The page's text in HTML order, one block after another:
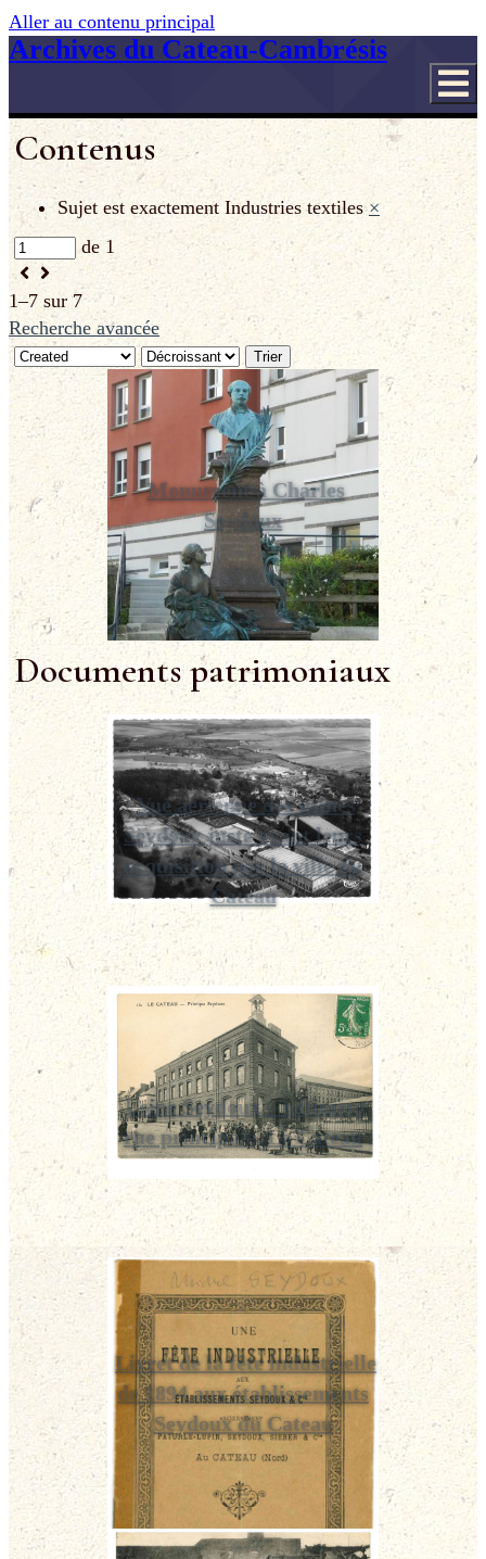
Aller au contenu principal
Archives du Cateau-Cambrésis
Contenus
Sujet est exactement Industries textiles ×
de 1
1–7 sur 7
Recherche avancée
Trier
Monument à Charles
Seydoux
Documents patrimoniaux
Vue aérienne des usines
Seydoux juste avant leurs
acquisition par la ville du
Cateau
Usine Seydoux – bâtiment
rue principale, Le Cateau
Livret de la fête industrielle
de 1894 aux établissements
Seydoux du Cateau